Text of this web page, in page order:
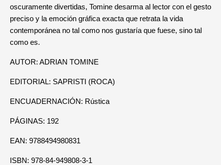
oscuramente divertidas, Tomine desarma al lector con el gesto
preciso y la emoción gráfica exacta que retrata la vida
contemporánea no tal como nos gustaría que fuese, sino tal
como es.
AUTOR: ADRIAN TOMINE
EDITORIAL: SAPRISTI (ROCA)
ENCUADERNACIÓN: Rústica
PÁGINAS: 192
EAN: 9788494980831
ISBN: 978-84-949808-3-1